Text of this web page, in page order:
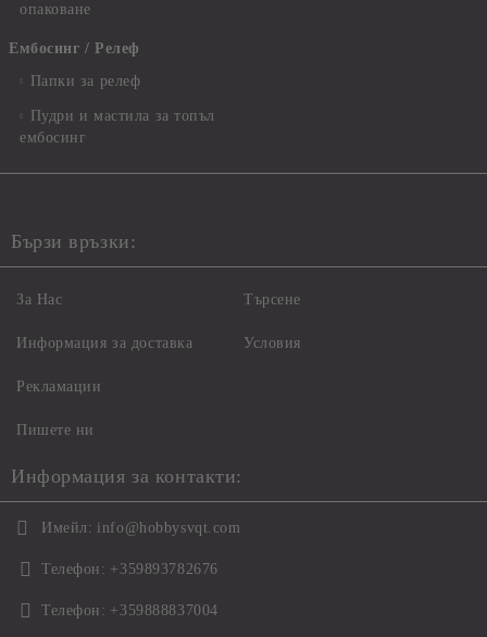
опаковане
Ембосинг / Релеф
Папки за релеф
Пудри и мастила за топъл
ембосинг
Бързи връзки:
За Нас
Информация за доставка
Рекламации
Пишете ни
Търсене
Условия
Информация за контакти:
Имейл: info@hobbysvqt.com
Телефон: +359893782676
Телефон: +359888837004